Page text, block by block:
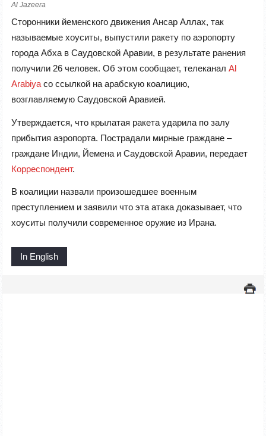
Al Jazeera
Сторонники йеменского движения Ансар Аллах, так
называемые хоуситы, выпустили ракету по аэропорту
города Абха в Саудовской Аравии, в результате ранения
получили 26 человек. Об этом сообщает, телеканал Al
Arabiya со ссылкой на арабскую коалицию,
возглавляемую Саудовской Аравией.
Утверждается, что крылатая ракета ударила по залу
прибытия аэропорта. Пострадали мирные граждане –
граждане Индии, Йемена и Саудовской Аравии, передает
Корреспондент.
В коалиции назвали произошедшее военным
преступлением и заявили что эта атака доказывает, что
хоуситы получили современное оружие из Ирана.
In English